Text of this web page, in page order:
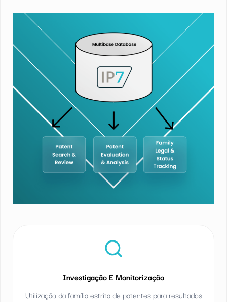
Investigação E Monitorização
Utilização da família estrita de patentes para resultados